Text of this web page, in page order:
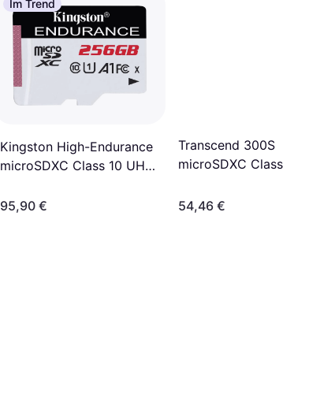
Im Trend
Kingston High-Endurance
microSDXC Class 10 UHS-
95,90 €
Transcend 300S
microSDXC Class 10
256GB +Adapter
54,46 €